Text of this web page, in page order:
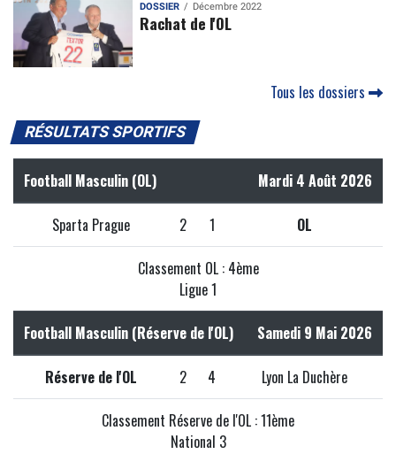
DOSSIER Décembre 2022
Rachat de l'OL
Tous les dossiers
RÉSULTATS SPORTIFS
Football Masculin (OL) Mardi 4 Août 2026
Sparta Prague 2 1 OL
Classement OL : 4ème
Ligue 1
Football Masculin (Réserve de l'OL) Samedi 9 Mai 2026
Réserve de l'OL 2 4 Lyon La Duchère
Classement Réserve de l'OL : 11ème
National 3